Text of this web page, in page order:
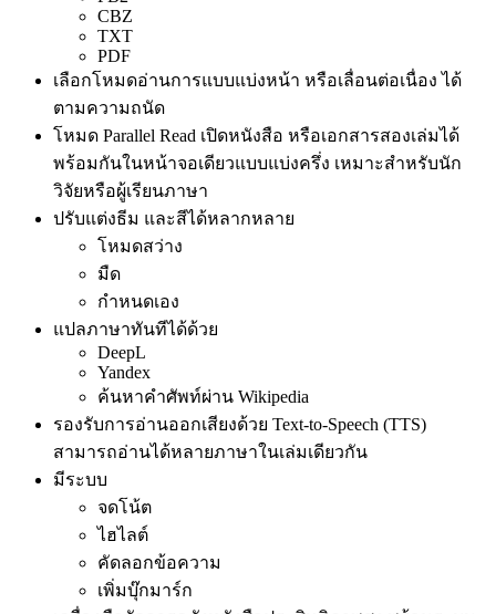
CBZ
TXT
PDF
เลือกโหมดอ่านการแบบแบ่งหน้า หรือเลื่อนต่อเนื่อง ได้
ตามความถนัด
โหมด Parallel Read เปิดหนังสือ หรือเอกสารสองเล่มได้
พร้อมกันในหน้าจอเดียวแบบแบ่งครึ่ง เหมาะสำหรับนัก
วิจัยหรือผู้เรียนภาษา
ปรับแต่งธีม และสีได้หลากหลาย
โหมดสว่าง
มืด
กำหนดเอง
แปลภาษาทันทีได้ด้วย
DeepL
Yandex
ค้นหาคำศัพท์ผ่าน Wikipedia
รองรับการอ่านออกเสียงด้วย Text-to-Speech (TTS)
สามารถอ่านได้หลายภาษาในเล่มเดียวกัน
มีระบบ
จดโน้ต
ไฮไลต์
คัดลอกข้อความ
เพิ่มบุ๊กมาร์ก